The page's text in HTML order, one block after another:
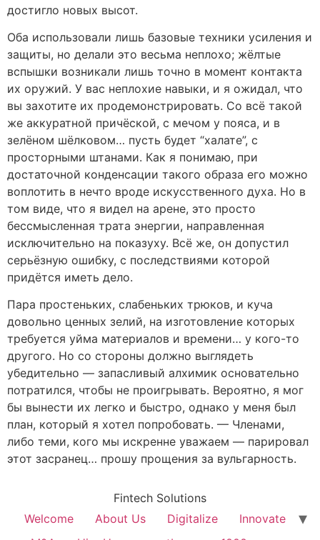
достигло новых высот.
Оба использовали лишь базовые техники усиления и
защиты, но делали это весьма неплохо; жёлтые
вспышки возникали лишь точно в момент контакта
их оружий. У вас неплохие навыки, и я ожидал, что
вы захотите их продемонстрировать. Со всё такой
же аккуратной причёской, с мечом у пояса, и в
зелёном шёлковом… пусть будет “халате”, с
просторными штанами. Как я понимаю, при
достаточной конденсации такого образа его можно
воплотить в нечто вроде искусственного духа. Но в
том виде, что я видел на арене, это просто
бессмысленная трата энергии, направленная
исключительно на показуху. Всё же, он допустил
серьёзную ошибку, с последствиями которой
придётся иметь дело.
Пара простеньких, слабеньких трюков, и куча
довольно ценных зелий, на изготовление которых
требуется уйма материалов и времени… у кого-то
другого. Но со стороны должно выглядеть
убедительно — запасливый алхимик основательно
потратился, чтобы не проигрывать. Вероятно, я мог
бы вынести их легко и быстро, однако у меня был
план, который я хотел попробовать. — Членами,
либо теми, кого мы искренне уважаем — парировал
этот засранец… прошу прощения за вульгарность.
Fintech Solutions
Welcome
About Us Digitalize
Innovate